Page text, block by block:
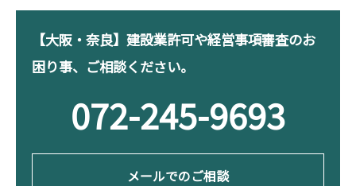
【大阪・奈良】建設業許可や経営事項審査のお
困り事、ご相談ください。
072-245-9693
メールでのご相談